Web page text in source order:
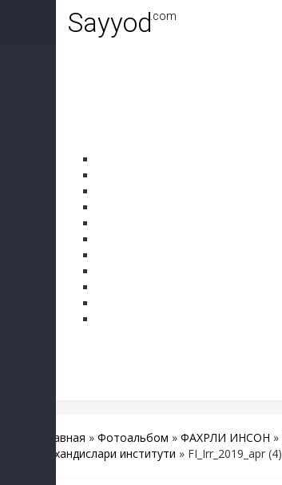
Sayyod.com
Главная » Фотоальбом » ФАХРЛИ ИНСОН »
мухандислари институти » FI_Irr_2019_apr (4)